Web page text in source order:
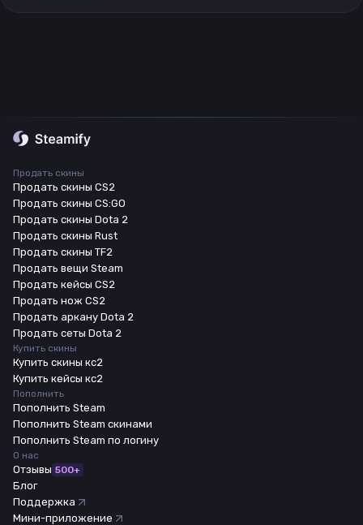
Продать скины
Продать скины CS2
Продать скины CS:GO
Продать скины Dota 2
Продать скины Rust
Продать скины TF2
Продать вещи Steam
Продать кейсы CS2
Продать нож CS2
Продать аркану Dota 2
Продать сеты Dota 2
Купить скины
Купить скины кс2
Купить кейсы кс2
Пополнить
Пополнить Steam
Пополнить Steam скинами
Пополнить Steam по логину
О нас
Отзывы 500+
Блог
Поддержка
Мини-приложение